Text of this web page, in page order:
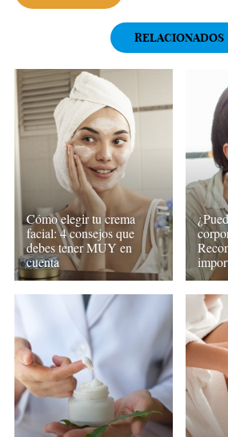
RELACIONADOS
Cómo elegir tu crema
facial: 4 consejos que
debes tener MUY en
cuenta